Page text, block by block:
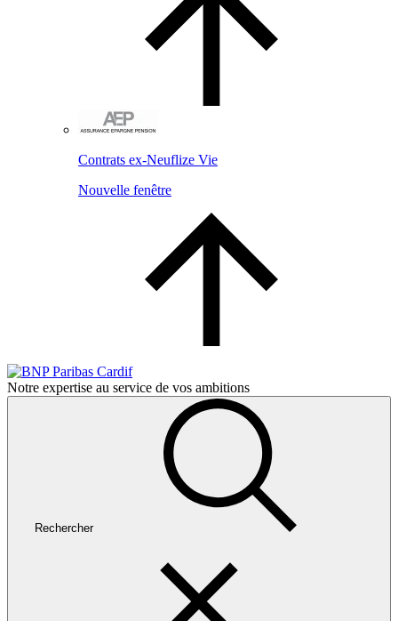
Contrats ex-Neuflize Vie
Nouvelle fenêtre
Notre expertise au service de vos ambitions
Rechercher